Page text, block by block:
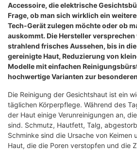
Accessoire, die elektrische
Frage, ob man sich wirklich ein
Tech-Gerät zulegen möchte oder ob
auskommt. Die Hersteller
strahlend frisches Aussehen, bis in
gereinigte Haut, Reduzierung von
Modelle mit einfachen
hochwertige Varianten zur
Die Reinigung der Gesichtshaut ist ein
täglichen Körperpflege. Während des
der Haut einige Verunreinigungen an,
sind. Schmutz, Hautfett, Talg,
Schminke sind die Ursache von Keimen
Haut, die die Poren verstopfen und die